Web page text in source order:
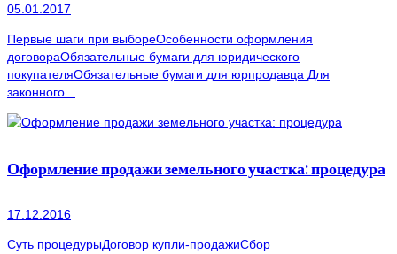
05.01.2017
Первые шаги при выбореОсобенности оформления
договораОбязательные бумаги для юридического
покупателяОбязательные бумаги для юрпродавца Для
законного...
Оформление продажи земельного участка: процедура
17.12.2016
Суть процедурыДоговор купли-продажиСбор